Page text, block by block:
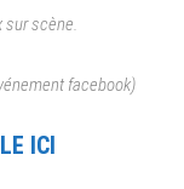
sur scène.
facebook)
ICI